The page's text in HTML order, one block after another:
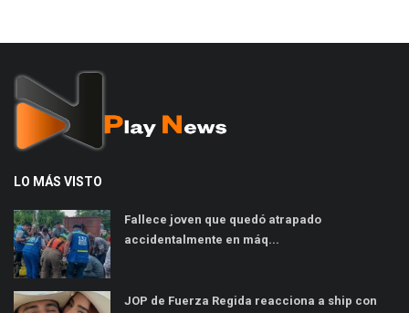
LO MÁS VISTO
Fallece joven que quedó atrapado
accidentalmente en máq...
JOP de Fuerza Regida reacciona a ship con